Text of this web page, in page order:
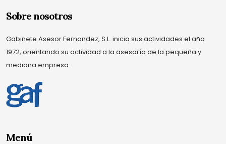
Sobre nosotros
Gabinete Asesor Fernandez, S.L. inicia sus actividades el año
1972, orientando su actividad a la asesoría de la pequeña y
mediana empresa.
Menú